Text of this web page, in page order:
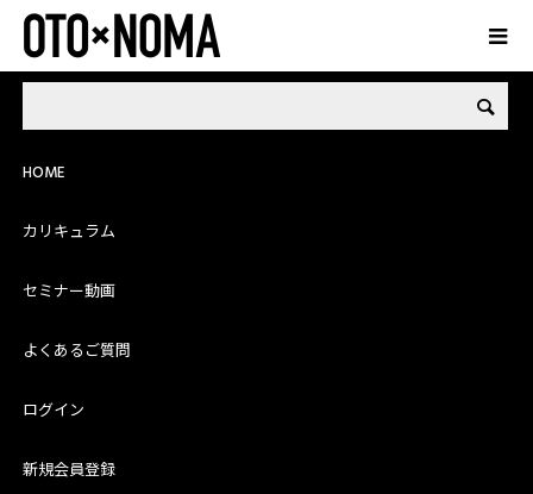
HOME
カリキュラム
セミナー動画
よくあるご質問
ログイン
新規会員登録
LIBRARY
ライブラリー
記事ライブラリー